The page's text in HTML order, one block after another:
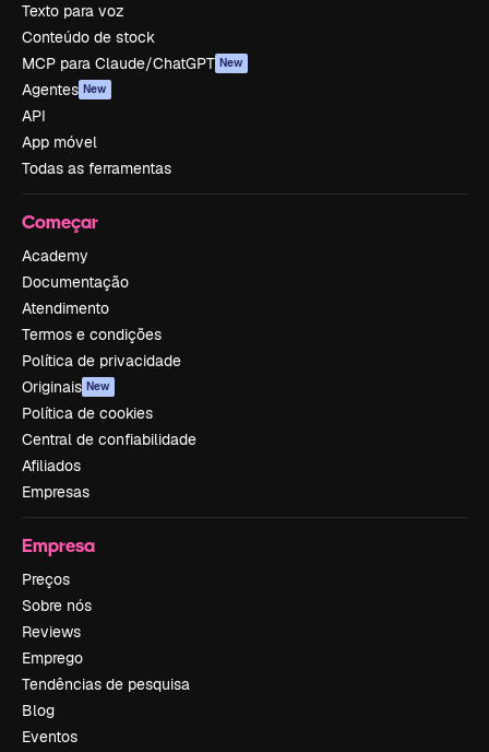
Texto para voz
Conteúdo de stock
MCP para Claude/ChatGPT New
Agentes New
API
App móvel
Todas as ferramentas
Começar
Academy
Documentação
Atendimento
Termos e condições
Política de privacidade
Originais New
Política de cookies
Central de confiabilidade
Afiliados
Empresas
Empresa
Preços
Sobre nós
Reviews
Emprego
Tendências de pesquisa
Blog
Eventos